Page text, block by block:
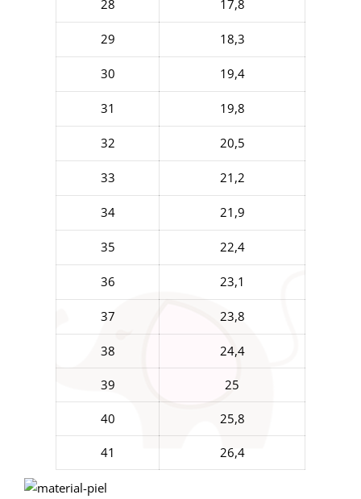
28 17,8
29 18,3
30 19,4
31 19,8
32 20,5
33 21,2
34 21,9
35 22,4
36 23,1
37 23,8
38 24,4
39 25
40 25,8
41 26,4